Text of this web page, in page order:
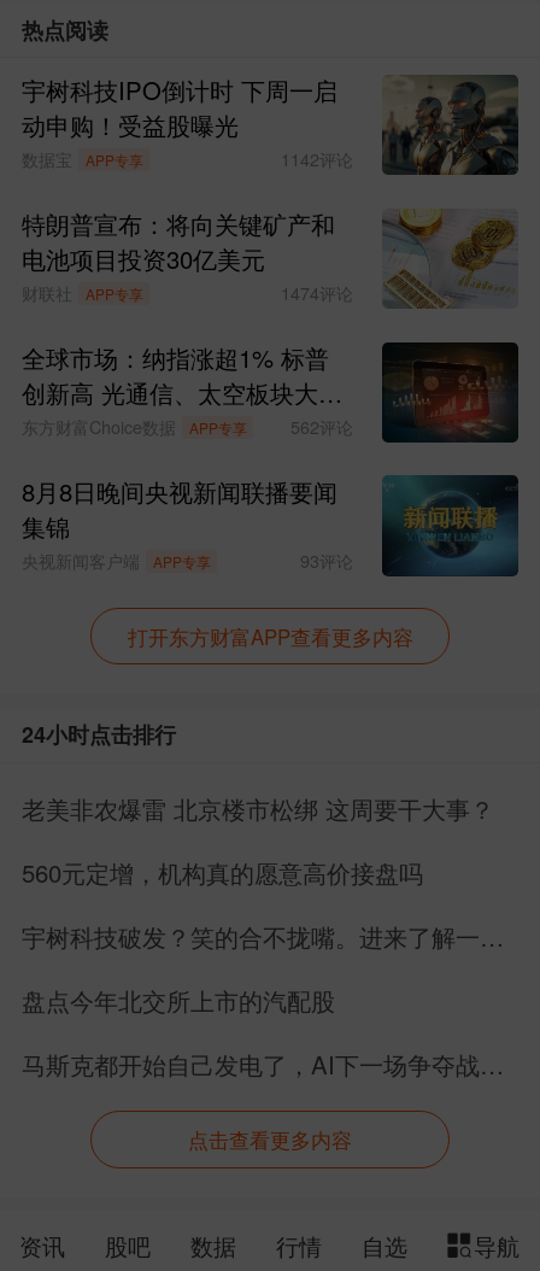
热点阅读
宇树科技IPO倒计时 下周一启
动申购！受益股曝光
数据宝 APP专享 1142评论
特朗普宣布：将向关键矿产和
电池项目投资30亿美元
财联社 APP专享 1474评论
全球市场：纳指涨超1% 标普
创新高 光通信、太空板块大涨
SpaceX涨超15%
东方财富Choice数据 APP专享 562评论
8月8日晚间央视新闻联播要闻
集锦
央视新闻客户端 APP专享 93评论
打开东方财富APP查看更多内容
24小时点击排行
老美非农爆雷 北京楼市松绑 这周要干大事？
560元定增，机构真的愿意高价接盘吗
宇树科技破发？笑的合不拢嘴。进来了解一下
盘点今年北交所上市的汽配股
马斯克都开始自己发电了，AI下一场争夺战还
点击查看更多内容
资讯 股吧 数据 行情 自选 导航